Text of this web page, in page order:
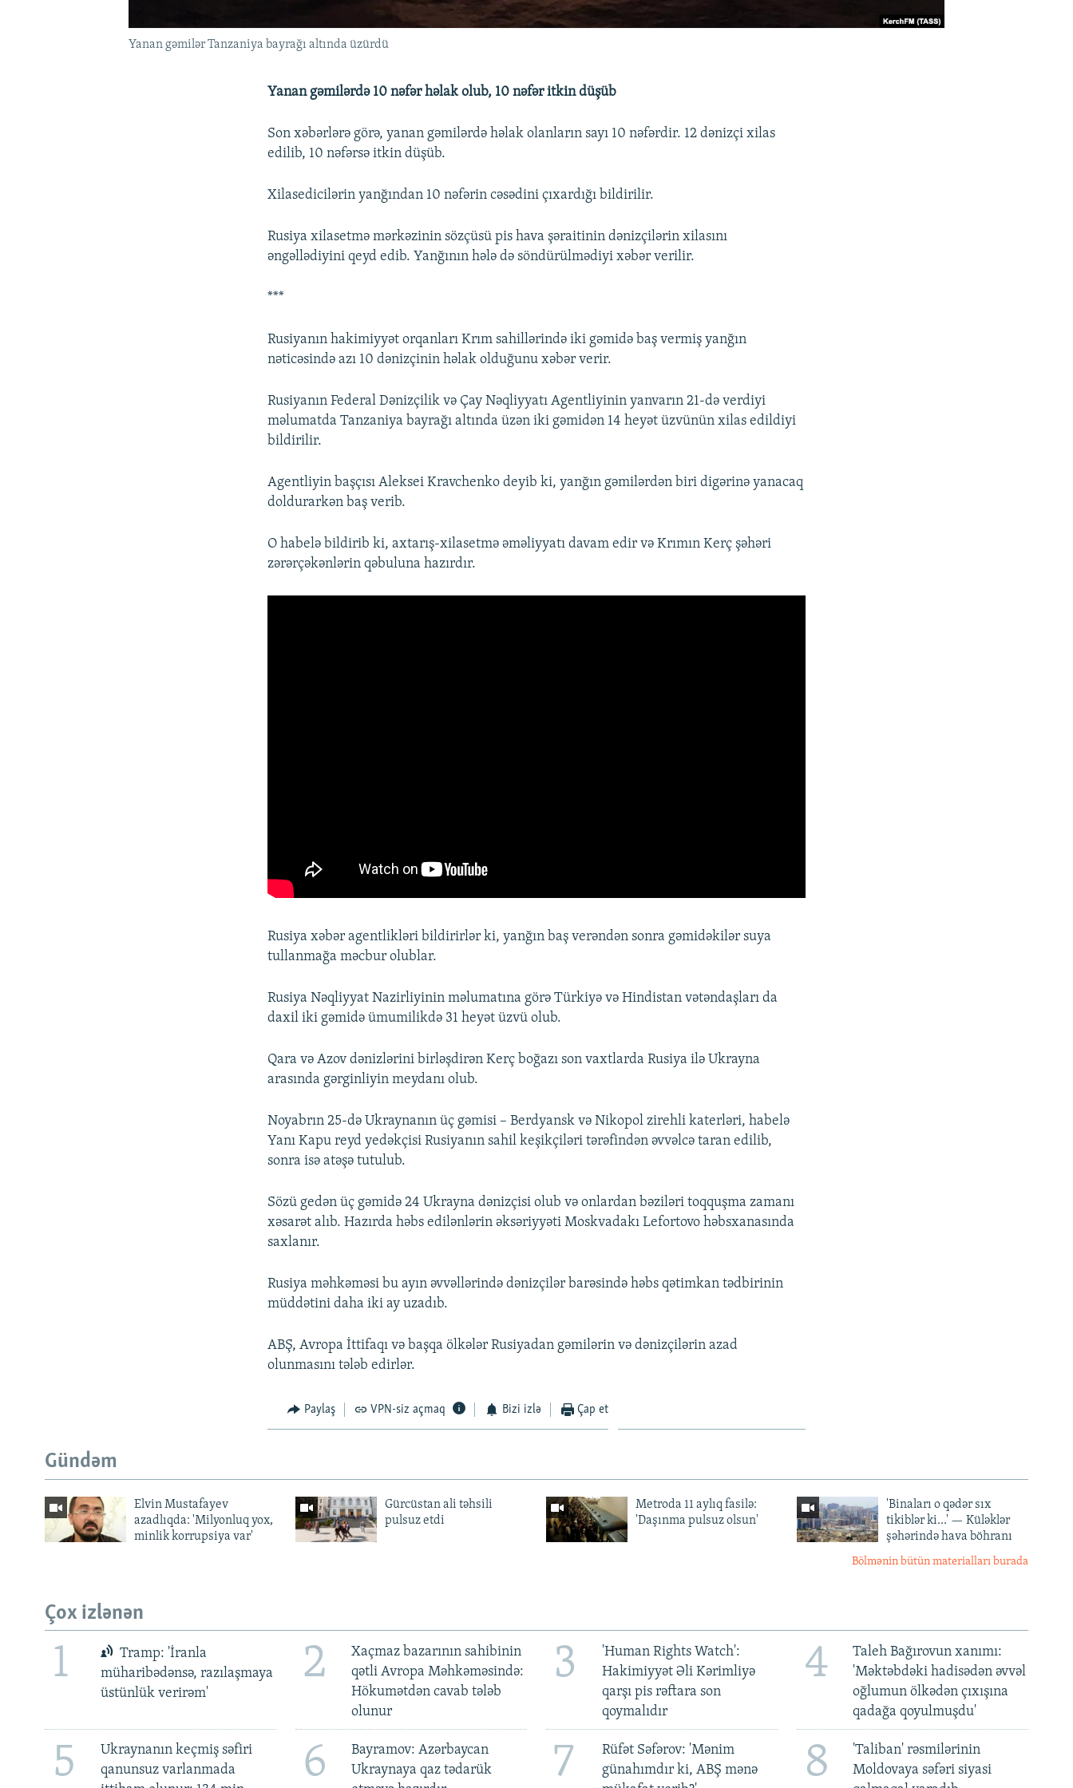
Yanan gəmilər Tanzaniya bayrağı altında üzürdü
Yanan gəmilərdə 10 nəfər həlak olub, 10 nəfər itkin düşüb
Son xəbərlərə görə, yanan gəmilərdə həlak olanların sayı 10 nəfərdir. 12 dənizçi xilas
edilib, 10 nəfərsə itkin düşüb.
Xilasedicilərin yanğından 10 nəfərin cəsədini çıxardığı bildirilir.
Rusiya xilasetmə mərkəzinin sözçüsü pis hava şəraitinin dənizçilərin xilasını
əngəllədiyini qeyd edib. Yanğının hələ də söndürülmədiyi xəbər verilir.
***
Rusiyanın hakimiyyət orqanları Krım sahillərində iki gəmidə baş vermiş yanğın
nəticəsində azı 10 dənizçinin həlak olduğunu xəbər verir.
Rusiyanın Federal Dənizçilik və Çay Nəqliyyatı Agentliyinin yanvarın 21-də verdiyi
məlumatda Tanzaniya bayrağı altında üzən iki gəmidən 14 heyət üzvünün xilas edildiyi
bildirilir.
Agentliyin başçısı Aleksei Kravchenko deyib ki, yanğın gəmilərdən biri digərinə yanacaq
doldurarkən baş verib.
O habelə bildirib ki, axtarış-xilasetmə əməliyyatı davam edir və Krımın Kerç şəhəri
zərərçəkənlərin qəbuluna hazırdır.
Rusiya xəbər agentlikləri bildirirlər ki, yanğın baş verəndən sonra gəmidəkilər suya
tullanmağa məcbur olublar.
Rusiya Nəqliyyat Nazirliyinin məlumatına görə Türkiyə və Hindistan vətəndaşları da
daxil iki gəmidə ümumilikdə 31 heyət üzvü olub.
Qara və Azov dənizlərini birləşdirən Kerç boğazı son vaxtlarda Rusiya ilə Ukrayna
arasında gərginliyin meydanı olub.
Noyabrın 25-də Ukraynanın üç gəmisi – Berdyansk və Nikopol zirehli katerləri, habelə
Yanı Kapu reyd yedəkçisi Rusiyanın sahil keşikçiləri tərəfindən əvvəlcə taran edilib,
sonra isə atəşə tutulub.
Sözü gedən üç gəmidə 24 Ukrayna dənizçisi olub və onlardan bəziləri toqquşma zamanı
xəsarət alıb. Hazırda həbs edilənlərin əksəriyyəti Moskvadakı Lefortovo həbsxanasında
saxlanır.
Rusiya məhkəməsi bu ayın əvvəllərində dənizçilər barəsində həbs qətimkan tədbirinin
müddətini daha iki ay uzadıb.
ABŞ, Avropa İttifaqı və başqa ölkələr Rusiyadan gəmilərin və dənizçilərin azad
olunmasını tələb edirlər.
Paylaş VPN-siz açmaq Bizi izlə Çap et
Gündəm
Elvin Mustafayev
azadlıqda: 'Milyonluq yox,
minlik korrupsiya var'
Gürcüstan ali təhsili
pulsuz etdi
Metroda 11 aylıq fasilə:
'Daşınma pulsuz olsun'
'Binaları o qədər sıx
tikiblər ki...' — Küləklər
şəhərində hava böhranı
Bölmənin bütün materialları burada
Çox izlənən
1
Tramp: 'İranla
müharibədənsə, razılaşmaya
üstünlük verirəm'
2
Xaçmaz bazarının sahibinin
qətli Avropa Məhkəməsində:
Hökumətdən cavab tələb
olunur
3
'Human Rights Watch':
Hakimiyyət Əli Kərimliyə
qarşı pis rəftara son
qoymalıdır
4
Taleh Bağırovun xanımı:
'Məktəbdəki hadisədən əvvəl
oğlumun ölkədən çıxışına
qadağa qoyulmuşdu'
5
Ukraynanın keçmiş səfiri
qanunsuz varlanmada
6
Bayramov: Azərbaycan
Ukraynaya qaz tədarük
7
Rüfət Səfərov: 'Mənim
günahımdır ki, ABŞ mənə
8
'Taliban' rəsmilərinin
Moldovaya səfəri siyasi